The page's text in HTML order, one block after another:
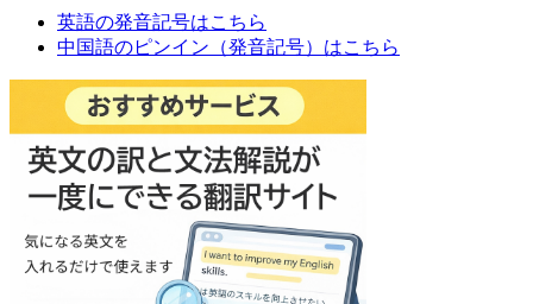
英語の発音記号はこちら
中国語のピンイン（発音記号）はこちら